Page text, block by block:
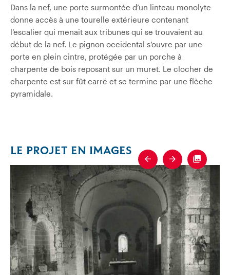
Dans la nef, une porte surmontée d’un linteau monolyte
donne accès à une tourelle extérieure contenant
l’escalier qui menait aux tribunes qui se trouvaient au
début de la nef. Le pignon occidental s’ouvre par une
porte en plein cintre, protégée par un porche à
charpente de bois reposant sur un muret. Le clocher de
charpente est sur fût carré et se termine par une flèche
pyramidale.
LE PROJET EN IMAGES
Previous
Next